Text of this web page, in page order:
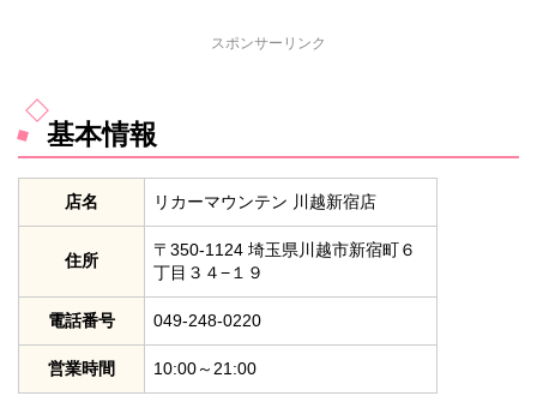
スポンサーリンク
基本情報
店名 リカーマウンテン 川越新宿店
住所
〒350-1124 埼玉県川越市新宿町６
丁目３４−１９
電話番号 049-248-0220
営業時間 10:00～21:00